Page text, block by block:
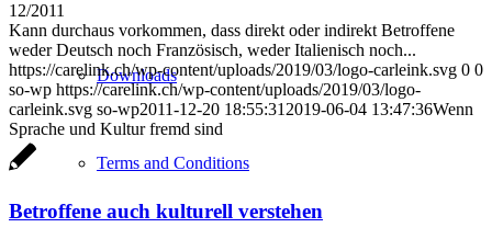
Downloads
Terms and Conditions
12/2011
Kann durchaus vorkommen, dass direkt oder indirekt Betroffene
weder Deutsch noch Französisch, weder Italienisch noch...
https://carelink.ch/wp-content/uploads/2019/03/logo-carleink.svg 0 0
so-wp https://carelink.ch/wp-content/uploads/2019/03/logo-
carleink.svg so-wp2011-12-20 18:55:31 2019-06-04 13:47:36Wenn
Sprache und Kultur fremd sind
Betroffene auch kulturell verstehen